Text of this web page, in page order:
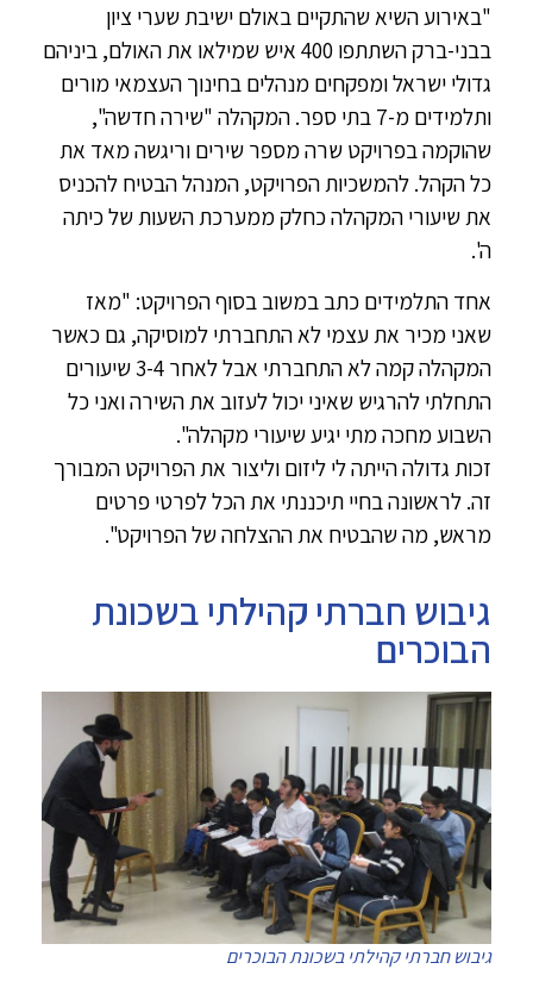
"באירוע השיא שהתקיים באולם ישיבת שערי ציון
בבני-ברק השתתפו 400 איש שמילאו את האולם, ביניהם
גדולי ישראל ומפקחים מנהלים בחינוך העצמאי מורים
ותלמידים מ-7 בתי ספר. המקהלה "שירה חדשה",
שהוקמה בפרויקט שרה מספר שירים וריגשה מאד את
כל הקהל. להמשכיות הפרויקט, המנהל הבטיח להכניס
את שיעורי המקהלה כחלק ממערכת השעות של כיתה
ה'.
אחד התלמידים כתב במשוב בסוף הפרויקט: "מאז
שאני מכיר את עצמי לא התחברתי למוסיקה, גם כאשר
המקהלה קמה לא התחברתי אבל לאחר 3-4 שיעורים
התחלתי להרגיש שאיני יכול לעזוב את השירה ואני כל
השבוע מחכה מתי יגיע שיעורי מקהלה".
זכות גדולה הייתה לי ליזום וליצור את הפרויקט המבורך
זה. לראשונה בחיי תיכננתי את הכל לפרטי פרטים
מראש, מה שהבטיח את ההצלחה של הפרויקט".
גיבוש חברתי קהילתי בשכונת
הבוכרים
גיבוש חברתי קהילתי בשכונת הבוכרים